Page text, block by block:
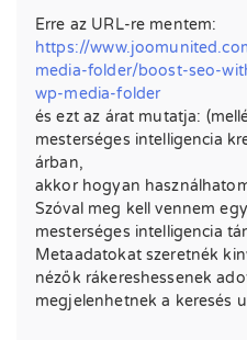
Erre az URL-re mentem:
https://
media-folder/boost-seo-
wp-media-folder
és ezt az árat mutatja:
mesterséges intelligencia
árban,
akkor hogyan
Szóval meg kell vennem
mesterséges intelligencia
Metaadatokat szeretnék
nézők rákereshessenek
megjelenhetnek a keresés